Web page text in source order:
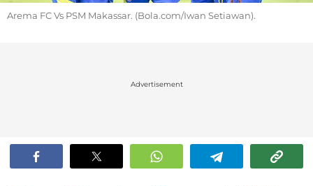
Arema FC Vs PSM Makassar. (Bola.com/Iwan Setiawan).
Advertisement